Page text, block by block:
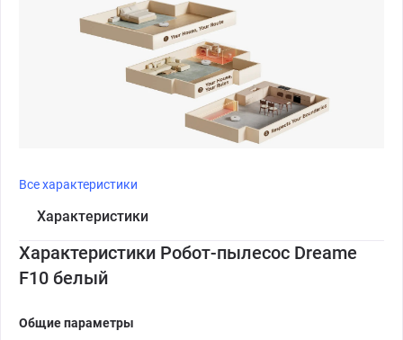
Все характеристики
Характеристики
Характеристики Робот-пылесос Dreame
F10 белый
Общие параметры